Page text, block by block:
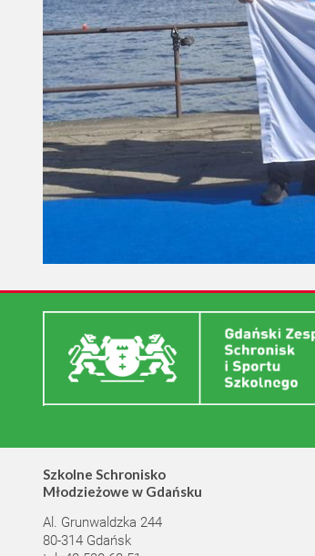
Szkolne Schronisko
Młodzieżowe w Gdańsku
Al. Grunwaldzka 244
80-314 Gdańsk